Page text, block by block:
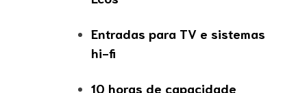
Entradas para TV e sistemas
hi-fi
10 horas de capacidade